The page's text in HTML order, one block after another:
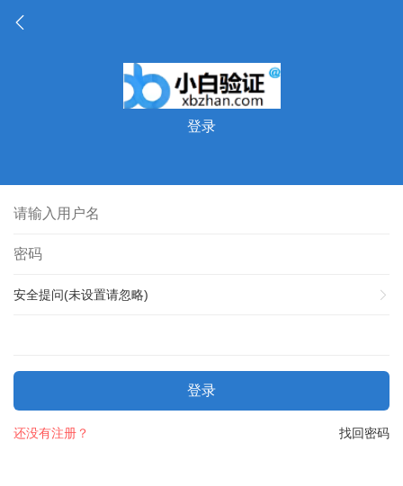
登录
安全提问(未设置请忽略)
登录
找回密码
还没有注册？